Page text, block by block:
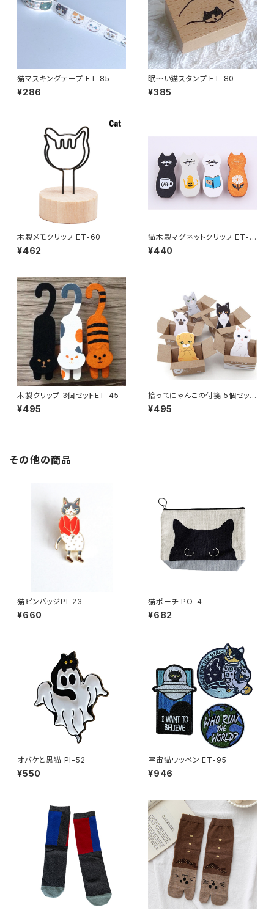
猫マスキングテープ ET-85
¥286
眠〜い猫スタンプ ET-80
¥385
木製メモクリップ ET-60
¥462
猫木製マグネットクリップ ET-5
1
¥440
木製クリップ 3個セットET-45
¥495
拾ってにゃんこの付箋 5個セット
ET-40
¥495
その他の商品
猫ピンバッジPI-23
¥660
猫ポーチ PO-4
¥682
オバケと黒猫 PI-52
¥550
宇宙猫ワッペン ET-95
¥946